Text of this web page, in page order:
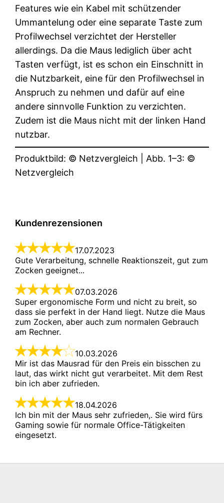
Features wie ein Kabel mit schützender
Ummantelung oder eine separate Taste zum
Profilwechsel verzichtet der Hersteller
allerdings. Da die Maus lediglich über acht
Tasten verfügt, ist es schon ein Einschnitt in
die Nutzbarkeit, eine für den Profilwechsel in
Anspruch zu nehmen und dafür auf eine
andere sinnvolle Funktion zu verzichten.
Zudem ist die Maus nicht mit der linken Hand
nutzbar.
Produktbild: © Netzvergleich | Abb. 1–3: ©
Netzvergleich
Kundenrezensionen
17.07.2023
Gute Verarbeitung, schnelle Reaktionszeit, gut zum
07.03.2026
Super ergonomische Form und nicht zu breit, so
dass sie perfekt in der Hand liegt. Nutze die Maus
zum Zocken, aber auch zum normalen Gebrauch
10.03.2026
Mir ist das Mausrad für den Preis ein bisschen zu
laut, das wirkt nicht gut verarbeitet. Mit dem Rest
18.04.2026
Ich bin mit der Maus sehr zufrieden,. Sie wird fürs
Gaming sowie für normale Office-Tätigkeiten